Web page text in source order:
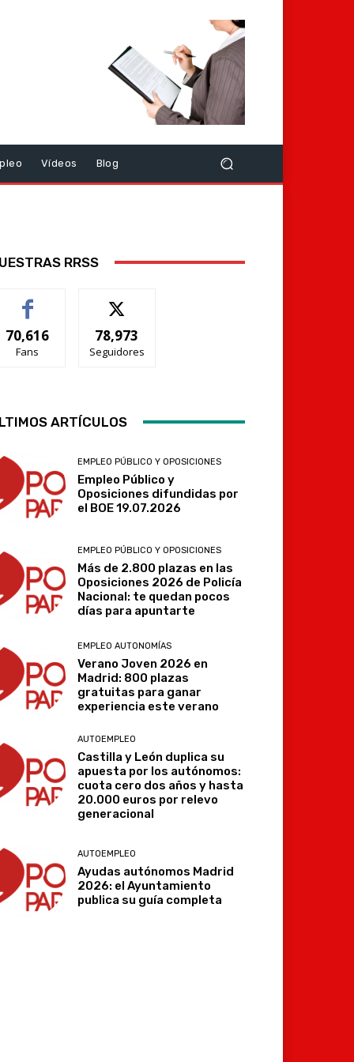
Vídeos Blog
RRSS
70,616
Fans
78,973
Seguidores
ARTÍCULOS
EMPLEO PÚBLICO Y OPOSICIONES
Empleo Público y
Oposiciones difundidas por
el BOE 19.07.2026
EMPLEO PÚBLICO Y OPOSICIONES
Más de 2.800 plazas en las
Oposiciones 2026 de Policía
Nacional: te quedan pocos
días para apuntarte
EMPLEO AUTONOMÍAS
Verano Joven 2026 en
Madrid: 800 plazas
gratuitas para ganar
experiencia este verano
AUTOEMPLEO
Castilla y León duplica su
apuesta por los autónomos:
cuota cero dos años y hasta
20.000 euros por relevo
generacional
AUTOEMPLEO
Ayudas autónomos Madrid
2026: el Ayuntamiento
publica su guía completa